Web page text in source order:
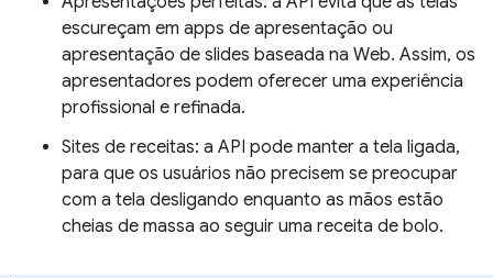
escureçam em apps de apresentação ou
apresentação de slides baseada na Web. Assim, os
apresentadores podem oferecer uma experiência
profissional e refinada.
Sites de receitas: a API pode manter a tela ligada,
para que os usuários não precisem se preocupar
com a tela desligando enquanto as mãos estão
cheias de massa ao seguir uma receita de bolo.